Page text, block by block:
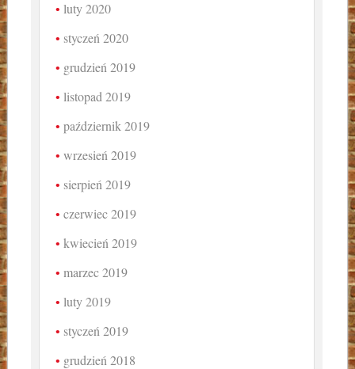
luty 2020
styczeń 2020
grudzień 2019
listopad 2019
październik 2019
wrzesień 2019
sierpień 2019
czerwiec 2019
kwiecień 2019
marzec 2019
luty 2019
styczeń 2019
grudzień 2018